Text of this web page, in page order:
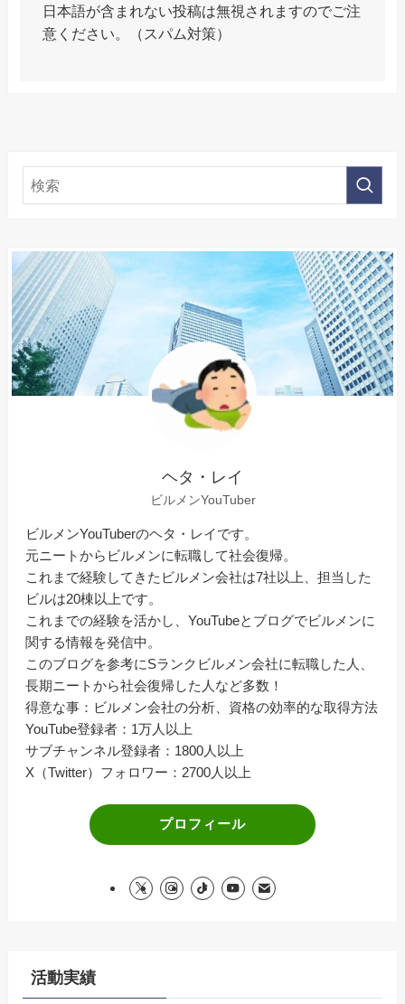
日本語が含まれない投稿は無視されますのでご注
意ください。（スパム対策）
ヘタ・レイ
ビルメンYouTuber
ビルメンYouTuberのヘタ・レイです。
元ニートからビルメンに転職して社会復帰。
これまで経験してきたビルメン会社は7社以上、担当した
ビルは20棟以上です。
これまでの経験を活かし、YouTubeとブログでビルメンに
関する情報を発信中。
このブログを参考にSランクビルメン会社に転職した人、
長期ニートから社会復帰した人など多数！
得意な事：ビルメン会社の分析、資格の効率的な取得方法
YouTube登録者：1万人以上
サブチャンネル登録者：1800人以上
X（Twitter）フォロワー：2700人以上
プロフィール
活動実績